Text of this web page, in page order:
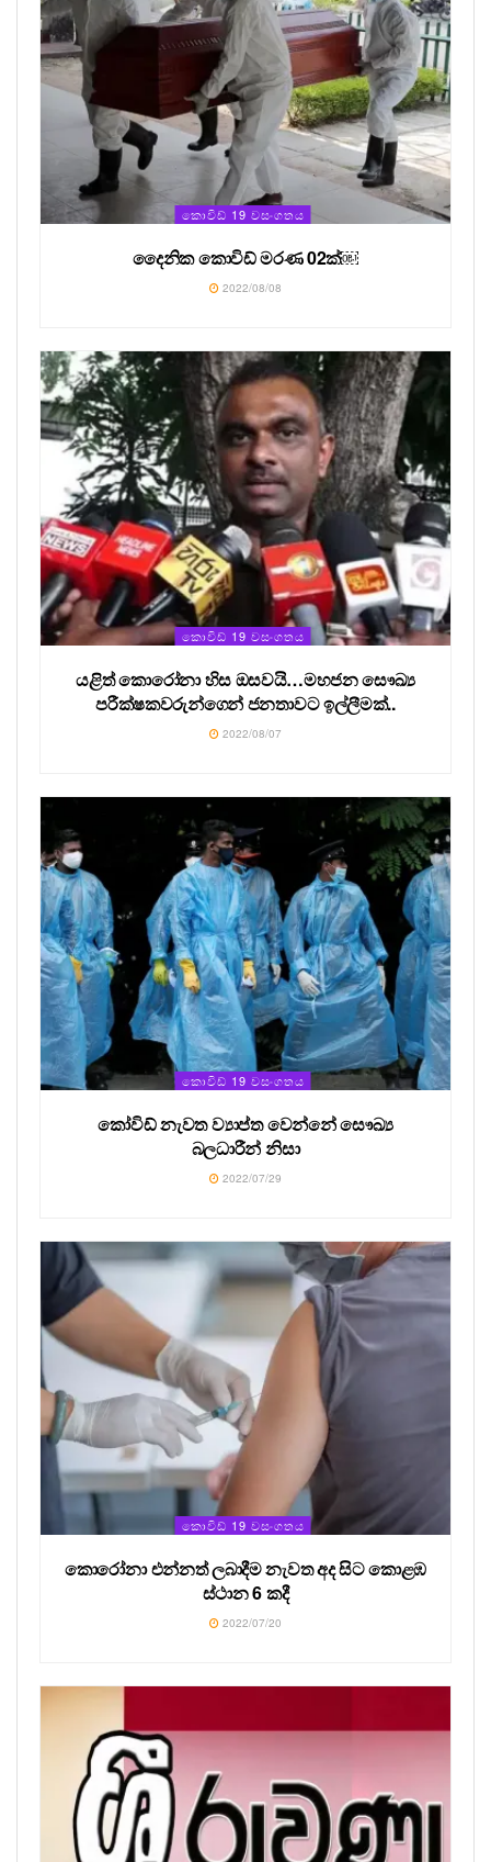
කොවිඩ් 19 වසංගතය
දෛනික කොවිඩ් මරණ 02ක්￼
2022/08/08
කොවිඩ් 19 වසංගතය
යළිත් කොරෝනා හිස ඔසවයි…මහජන සෞඛ්‍ය
පරීක්ෂකවරුන්ගෙන් ජනතාවට ඉල්ලීමක්..
2022/08/07
කොවිඩ් 19 වසංගතය
කෝවිඩ් නැවත ව්‍යාප්ත වෙන්නේ සෞඛ්‍ය
බලධාරීන් නිසා
2022/07/29
කොවිඩ් 19 වසංගතය
කොරෝනා එන්නත් ලබාදීම නැවත අද සිට කොළඹ
ස්ථාන 6 කදී
2022/07/20